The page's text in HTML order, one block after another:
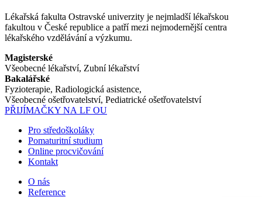
Lékařská fakulta Ostravské univerzity je nejmladší lékařskou
fakultou v České republice a patří mezi nejmodernější centra
lékařského vzdělávání a výzkumu.
Magisterské
Všeobecné lékařství, Zubní lékařství
Bakalářské
Fyzioterapie, Radiologická asistence,
Všeobecné ošetřovatelství, Pediatrické ošetřovatelství
PŘIJÍMAČKY NA LF OU
Pro středoškoláky
Pomaturitní studium
Online procvičování
Kontakt
O nás
Reference